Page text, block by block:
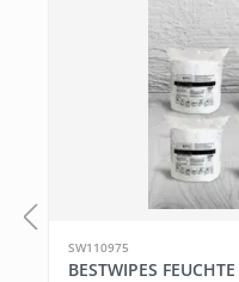
SW110975
BESTWIPES